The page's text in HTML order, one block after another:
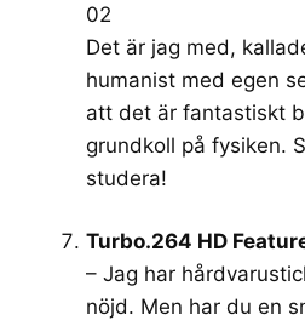
02
Det är jag med,
humanist med egen
att det är fantastiskt
grundkoll på fysiken.
studera!
Turbo.264 HD
– Jag har
nöjd. Men har du en